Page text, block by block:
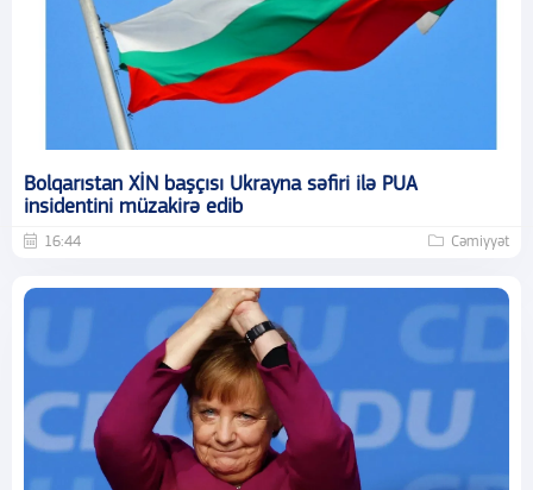
Bolqarıstan XİN başçısı Ukrayna səfiri ilə PUA
insidentini müzakirə edib
16:44 Cəmiyyət